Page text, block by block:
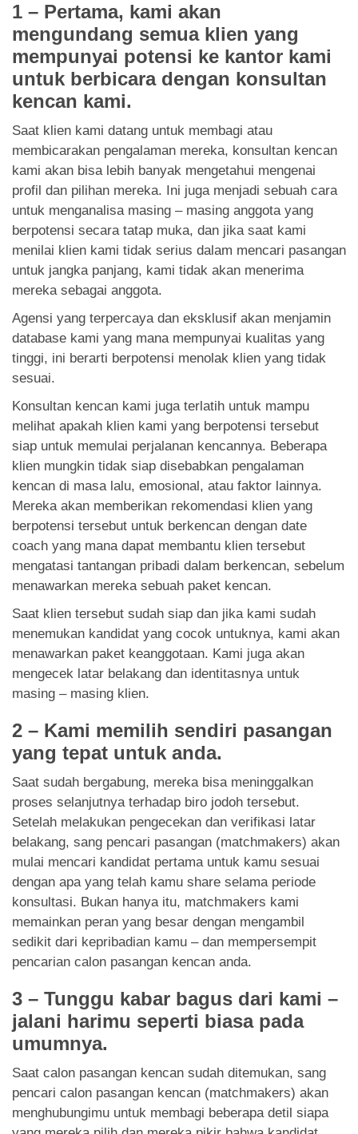
1 – Pertama, kami akan
mengundang semua klien yang
mempunyai potensi ke kantor kami
untuk berbicara dengan konsultan
kencan kami.
Saat klien kami datang untuk membagi atau
membicarakan pengalaman mereka, konsultan kencan
kami akan bisa lebih banyak mengetahui mengenai
profil dan pilihan mereka. Ini juga menjadi sebuah cara
untuk menganalisa masing – masing anggota yang
berpotensi secara tatap muka, dan jika saat kami
menilai klien kami tidak serius dalam mencari pasangan
untuk jangka panjang, kami tidak akan menerima
mereka sebagai anggota.
Agensi yang terpercaya dan eksklusif akan menjamin
database kami yang mana mempunyai kualitas yang
tinggi, ini berarti berpotensi menolak klien yang tidak
sesuai.
Konsultan kencan kami juga terlatih untuk mampu
melihat apakah klien kami yang berpotensi tersebut
siap untuk memulai perjalanan kencannya. Beberapa
klien mungkin tidak siap disebabkan pengalaman
kencan di masa lalu, emosional, atau faktor lainnya.
Mereka akan memberikan rekomendasi klien yang
berpotensi tersebut untuk berkencan dengan date
coach yang mana dapat membantu klien tersebut
mengatasi tantangan pribadi dalam berkencan, sebelum
menawarkan mereka sebuah paket kencan.
Saat klien tersebut sudah siap dan jika kami sudah
menemukan kandidat yang cocok untuknya, kami akan
menawarkan paket keanggotaan. Kami juga akan
mengecek latar belakang dan identitasnya untuk
masing – masing klien.
2 – Kami memilih sendiri pasangan
yang tepat untuk anda.
Saat sudah bergabung, mereka bisa meninggalkan
proses selanjutnya terhadap biro jodoh tersebut.
Setelah melakukan pengecekan dan verifikasi latar
belakang, sang pencari pasangan (matchmakers) akan
mulai mencari kandidat pertama untuk kamu sesuai
dengan apa yang telah kamu share selama periode
konsultasi. Bukan hanya itu, matchmakers kami
memainkan peran yang besar dengan mengambil
sedikit dari kepribadian kamu – dan mempersempit
pencarian calon pasangan kencan anda.
3 – Tunggu kabar bagus dari kami –
jalani harimu seperti biasa pada
umumnya.
Saat calon pasangan kencan sudah ditemukan, sang
pencari calon pasangan kencan (matchmakers) akan
menghubungimu untuk membagi beberapa detil siapa